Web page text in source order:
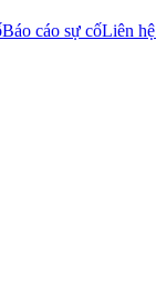
Báo cáo sự cốLiên